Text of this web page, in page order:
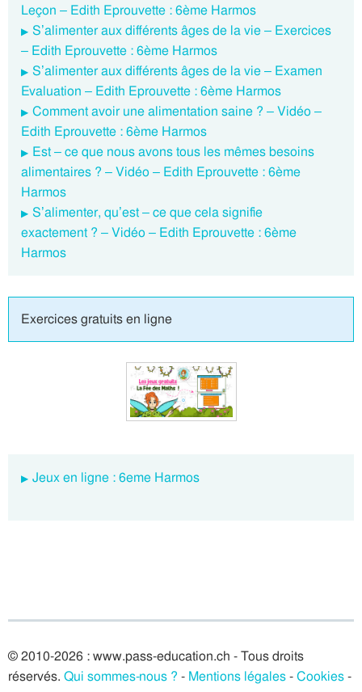
Leçon – Edith Eprouvette : 6ème Harmos
S’alimenter aux différents âges de la vie – Exercices
– Edith Eprouvette : 6ème Harmos
S’alimenter aux différents âges de la vie – Examen
Evaluation – Edith Eprouvette : 6ème Harmos
Comment avoir une alimentation saine ? – Vidéo –
Edith Eprouvette : 6ème Harmos
Est – ce que nous avons tous les mêmes besoins
alimentaires ? – Vidéo – Edith Eprouvette : 6ème
Harmos
S’alimenter, qu’est – ce que cela signifie
exactement ? – Vidéo – Edith Eprouvette : 6ème
Harmos
Exercices gratuits en ligne
Jeux en ligne : 6eme Harmos
© 2010-2026 : www.pass-education.ch - Tous droits
réservés. Qui sommes-nous ? - Mentions légales-Cookies-